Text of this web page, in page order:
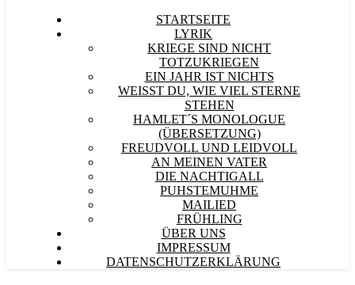
STARTSEITE
LYRIK
KRIEGE SIND NICHT
TOTZUKRIEGEN
EIN JAHR IST NICHTS
WEISST DU, WIE VIEL STERNE S
TEHEN
HAMLET´S MONOLOGUE
(ÜBERSETZUNG)
FREUDVOLL UND LEIDVOLL
AN MEINEN VATER
DIE NACHTIGALL
PUHSTEMUHME
MAILIED
FRÜHLING
ÜBER UNS
IMPRESSUM
DATENSCHUTZERKLÄRUNG